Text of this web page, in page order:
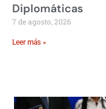
Diplomáticas
7 de agosto, 2026
Leer más »